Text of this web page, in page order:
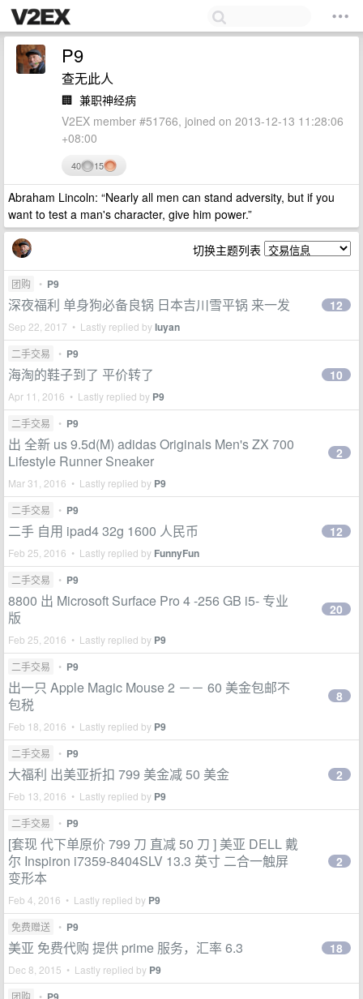
P9
查无此人
🏢 兼职神经病
V2EX member #51766, joined on 2013-12-13 11:28:06
+08:00
40 15
Abraham Lincoln: “Nearly all men can stand adversity, but if you
want to test a man's character, give him power.”
切换主题列表
团购 • P9
深夜福利 单身狗必备良锅 日本吉川雪平锅 来一发
Sep 22, 2017 • Lastly replied byluyan
12
二手交易 • P9
海淘的鞋子到了 平价转了
Apr 11, 2016 • Lastly replied by P9
10
二手交易 • P9
出 全新 us 9.5d(M) adidas Originals Men's ZX 700
Lifestyle Runner Sneaker
Mar 31, 2016 • Lastly replied by P9
2
二手交易 • P9
二手 自用 ipad4 32g 1600 人民币
Feb 25, 2016 • Lastly replied by FunnyFun
12
二手交易 • P9
8800 出 Microsoft Surface Pro 4 -256 GB i5- 专业
版
Feb 25, 2016 • Lastly replied by P9
20
二手交易 • P9
出一只 Apple Magic Mouse 2 －－ 60 美金包邮不
包税
Feb 18, 2016 • Lastly replied by P9
8
二手交易 • P9
大福利 出美亚折扣 799 美金减 50 美金
Feb 13, 2016 • Lastly replied by P9
2
二手交易 • P9
[套现 代下单原价 799 刀 直减 50 刀 ] 美亚 DELL 戴
尔 Inspiron i7359-8404SLV 13.3 英寸 二合一触屏
变形本
Feb 4, 2016 • Lastly replied by P9
2
免费赠送 • P9
美亚 免费代购 提供 prime 服务，汇率 6.3
Dec 8, 2015 • Lastly replied by P9
18
团购 •